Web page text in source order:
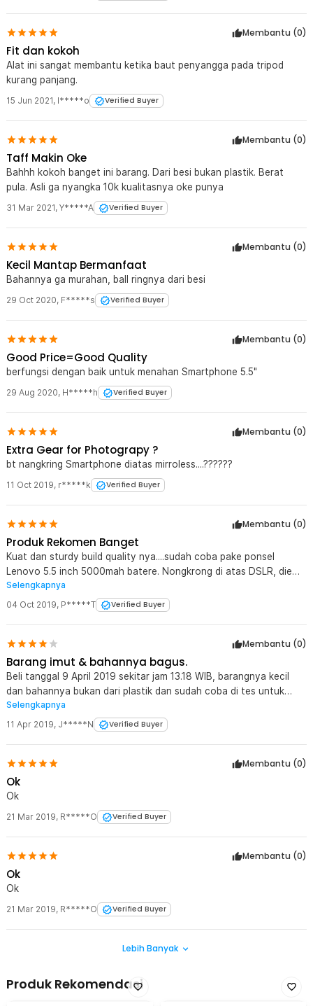
Rincian yang Anda dapatkan untuk pembelian produk ini:
1 x TaffSTUDIO Ball Head Kamera Hot Shoe 1/4 Inch Universal -
QM3621
Membantu (0)
Fit dan kokoh
Alat ini sangat membantu ketika baut penyangga pada tripod
kurang panjang.
15 Jun 2021, I*****o Verified Buyer
Membantu (0)
Taff Makin Oke
Bahhh kokoh banget ini barang. Dari besi bukan plastik. Berat
pula. Asli ga nyangka 10k kualitasnya oke punya
31 Mar 2021, Y*****A Verified Buyer
Membantu (0)
Kecil Mantap Bermanfaat
Bahannya ga murahan, ball ringnya dari besi
29 Oct 2020, F*****s Verified Buyer
Membantu (0)
Good Price=Good Quality
berfungsi dengan baik untuk menahan Smartphone 5.5"
29 Aug 2020, H*****h Verified Buyer
Membantu (0)
Extra Gear for Photograpy ?
bt nangkring Smartphone diatas mirroless....??????
11 Oct 2019, r*****k Verified Buyer
Membantu (0)
Produk Rekomen Banget
Kuat dan sturdy build quality nya....sudah coba pake ponsel
Lenovo 5.5 inch 5000mah batere. Nongkrong di atas DSLR, diem
Selengkapnya
04 Oct 2019, P*****T Verified Buyer
Membantu (0)
Barang imut & bahannya bagus.
Beli tanggal 9 April 2019 sekitar jam 13.18 WIB, barangnya kecil
dan bahannya bukan dari plastik dan sudah coba di tes untuk
smartphone lumayan, selain itu masih belum tes menggunakan
kamera DSLR. Terima kasih Jakarta Notebook Surabaya Timur.
Selengkapnya
11 Apr 2019, J*****N Verified Buyer
Membantu (0)
Ok
Ok
21 Mar 2019, R*****O Verified Buyer
Membantu (0)
Ok
Ok
21 Mar 2019, R*****O Verified Buyer
Lebih Banyak
Produk Rekomendasi